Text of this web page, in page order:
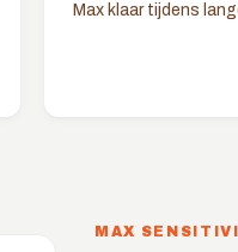
Max klaar tijdens
MAX